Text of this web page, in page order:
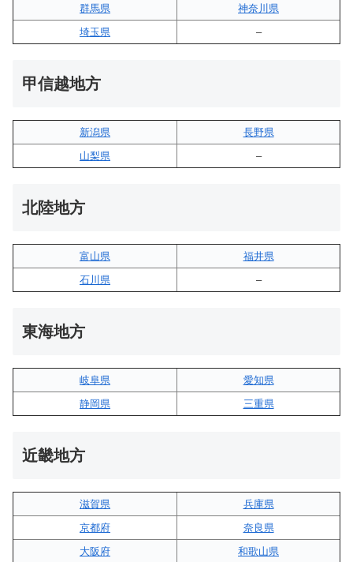
群馬県
神奈川県
埼玉県
–
甲信越地方
新潟県
長野県
山梨県
–
北陸地方
富山県
福井県
石川県
–
東海地方
岐阜県
愛知県
静岡県
三重県
近畿地方
滋賀県
兵庫県
京都府
奈良県
大阪府
和歌山県